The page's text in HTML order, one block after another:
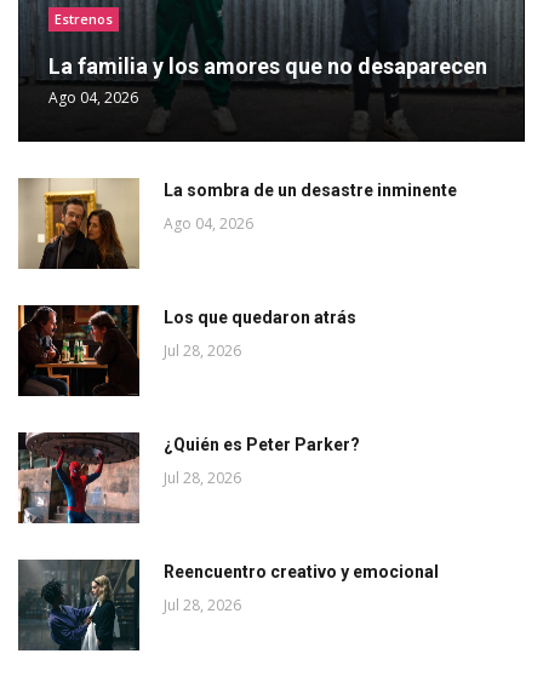
Estrenos
La familia y los amores que no desaparecen
Ago 04, 2026
La sombra de un desastre inminente
Ago 04, 2026
Los que quedaron atrás
Jul 28, 2026
¿Quién es Peter Parker?
Jul 28, 2026
Reencuentro creativo y emocional
Jul 28, 2026